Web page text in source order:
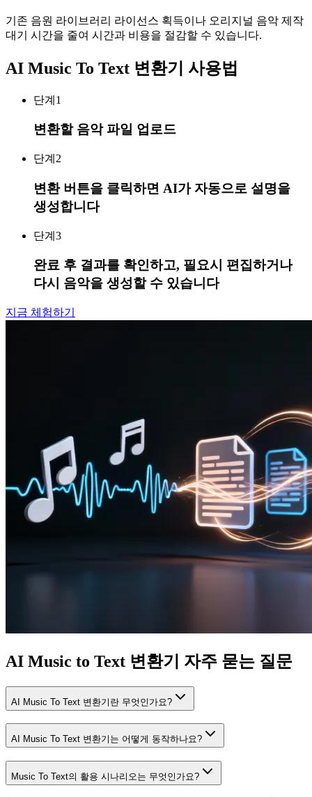
기존 음원 라이브러리 라이선스 획득이나 오리지널 음악 제작
대기 시간을 줄여 시간과 비용을 절감할 수 있습니다.
AI Music To Text 변환기 사용법
단계 1
변환할 음악 파일 업로드
단계 2
변환 버튼을 클릭하면 AI가 자동으로 설명을
생성합니다
단계 3
완료 후 결과를 확인하고, 필요시 편집하거나
다시 음악을 생성할 수 있습니다
지금 체험하기
AI Music to Text 변환기 자주 묻는 질문
AI Music To Text 변환기란 무엇인가요?
AI Music To Text 변환기는 어떻게 동작하나요?
Music To Text의 활용 시나리오는 무엇인가요?